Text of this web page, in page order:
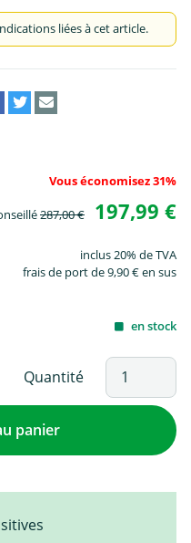
liées à cet article.
Vous économisez 31%
287,00 € 197,99 €
inclus 20% de TVA
frais de port de 9,90 € en sus
en stock
Quantité
panier